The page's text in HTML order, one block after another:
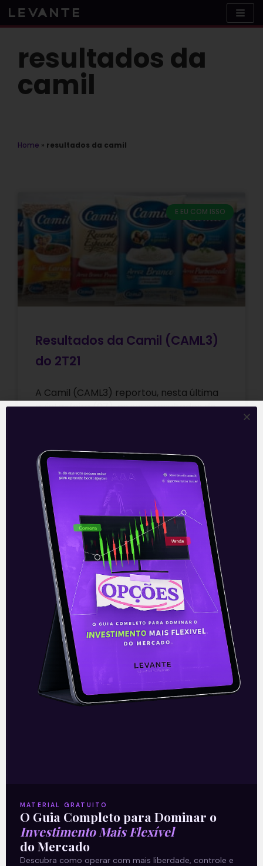
Skip
to
resultados da
camil
Home » resultados da camil
E EU COM ISSO
Resultados da Camil (CAML3)
do 2T21
A Camil (CAML3) reportou, nesta última
quinta-feira (07), os seus resultados do
Leia mais
08/10/2021
E EU COM ISSO
Resultados da Camil
Leia mais
08/07/2021
MATERIAL GRATUITO
O Guia Completo para Dominar o
Investimento Mais Flexível
do Mercado
Descubra como operar com mais liberdade, controle e